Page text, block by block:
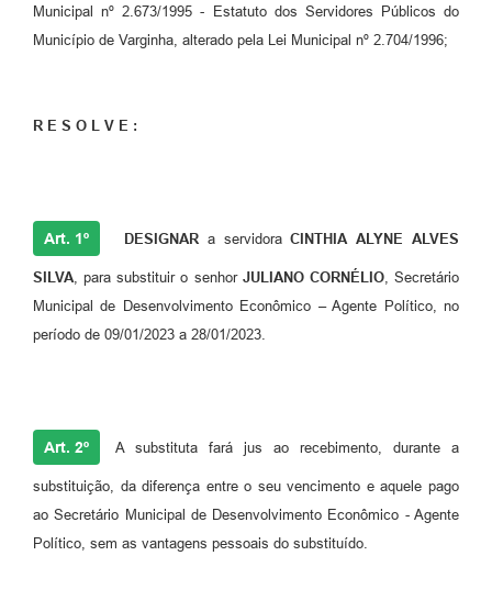
Municipal nº 2.673/1995 - Estatuto dos Servidores Públicos do
Município de Varginha, alterado pela Lei Municipal nº 2.704/1996;
R E S O L V E :
Art. 1º DESIGNARa servidoraCINTHIA ALYNE ALVES
SILVA, para substituir o senhor JULIANO CORNÉLIO, Secretário
Municipal de Desenvolvimento Econômico – Agente Político, no
período de 09/01/2023 a 28/01/2023.
Art. 2º A substituta fará jus ao recebimento, durante a
substituição, da diferença entre o seu vencimento e aquele pago
ao Secretário Municipal de Desenvolvimento Econômico - Agente
Político, sem as vantagens pessoais do substituído.